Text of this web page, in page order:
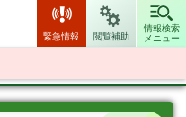
緊急情報 閲覧補助
情報検索
メニュー